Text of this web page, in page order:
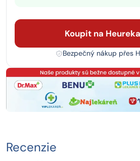
Koupit na
Bezpečný nákup přes
Recenzie